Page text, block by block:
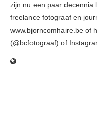
zijn nu een paar decennia
freelance fotograaf en
www.bjorncomhaire.be of
(@bcfotograaf) of